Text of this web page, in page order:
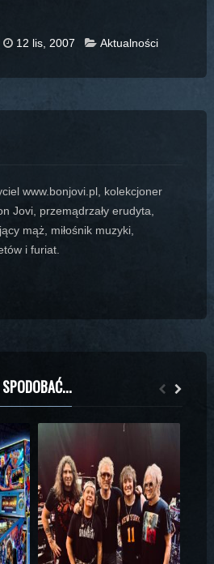
12 lis, 2007 Aktualności
www.bonjovi.pl, kolekcjoner
Jovi, przemądrzały erudyta,
mąż, miłośnik muzyki,
i furiat.